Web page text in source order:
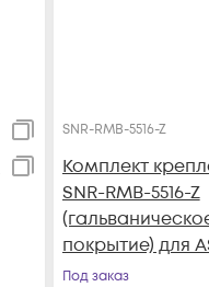
SNR-RMB-5516-Z
Комплект
SNR-RMB-5516-Z
покрытие) для
5508-X, ASA
Под заказ